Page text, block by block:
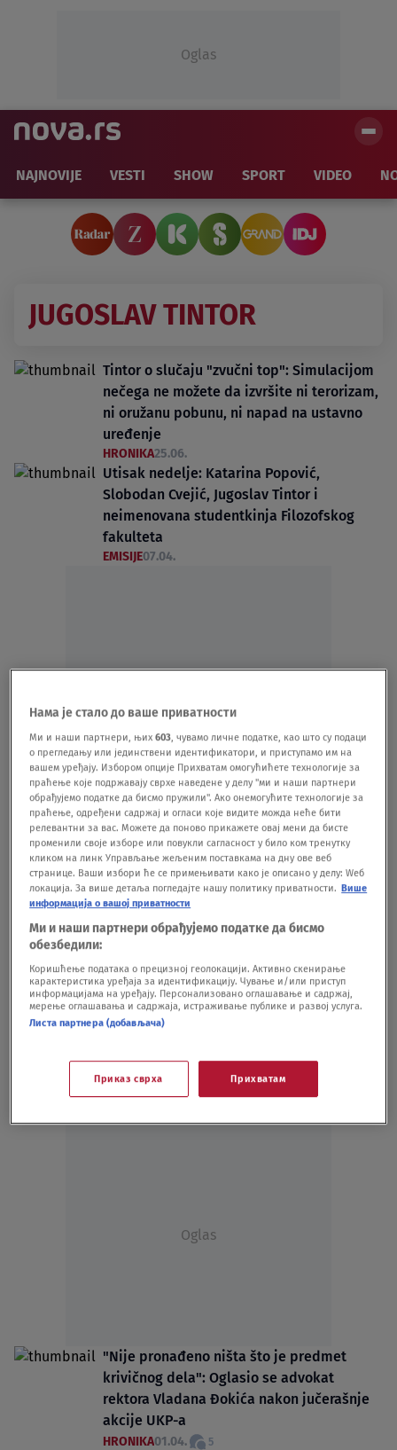
Oglas
NAJNOVIJE VESTI SHOW SPORT VIDEO
JUGOSLAV TINTOR
Tintor o slučaju "zvučni top": Simulacijom
nečega ne možete da izvršite ni terorizam,
ni oružanu pobunu, ni napad na ustavno
uređenje
HRONIKA25.06.
Utisak nedelje: Katarina Popović,
Slobodan Cvejić, Jugoslav Tintor i
neimenovana studentkinja Filozofskog
fakulteta
EMISIJE07.04.
Oglas
"Utisak nedelje": Zašto VJT i Treće
odeljenje UKP ćute deset dana o smrti
studentkinje i otvaraju prostor za napade
na univerzitet i studentski pokret
DRUŠTVO 05.04.
"Ko je osoba, šta je tu radila i za koga?":
Advokat Tintor o nepoznatom muškarcu na
mora da pokrene istragu
HRONIKA04.04. 5
Ko je čovek koji je bio na pretresu u
Rektoratu i fotografisao stvari? Advokat
tužiteljka tražila da se udalji, on nije hteo
da se predstavi
Oglas
"Nije pronađeno ništa što je predmet
krivičnog dela": Oglasio se advokat
rektora Vladana Đokića nakon jučerašnje
akcije UKP-a
HRONIKA01.04. 5
Нама је стало до ваше приватности
Ми и наши партнери, њих603 , чувамо личне податке, као што су подаци
о прегледању или јединствени идентификатори, и приступамо им на
вашем уређају. Избором опције Прихватам омогућићете технологије за
праћење које подржавају сврхе наведене у делу "ми и наши партнери
обрађујемо податке да бисмо пружили". Ако онемогућите технологије за
праћење, одређени садржај и огласи које видите можда неће бити
релевантни за вас. Можете да поново прикажете овај мени да бисте
променили своје изборе или повукли сагласност у било ком тренутку
кликом на линк Управљање жељеним поставкама на дну ове веб
странице. Ваши избори ће се примењивати како је описано у делу: Wеб
локација. За више детаља погледајте нашу политику приватности. Више
информација о вашој приватности
Ми и наши партнери обрађујемо податке да бисмо
обезбедили:
Коришћење података о прецизној геолокацији. Активно скенирање
карактеристика уређаја за идентификацију. Чување и/или приступ
информацијама на уређају. Персонализовано оглашавање и садржај,
мерење оглашавања и садржаја, истраживање публике и развој услуга.
Листа партнера (добављача)
Приказ сврха Прихватам